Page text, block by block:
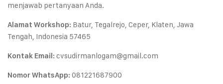
menjawab pertanyaan Anda.
Alamat Workshop: Batur, Tegalrejo, Ceper, Klaten, Jawa
Tengah, Indonesia 57465
Kontak Email: cvsudirmanlogam@gmail.com
Nomor WhatsApp: 081221687900